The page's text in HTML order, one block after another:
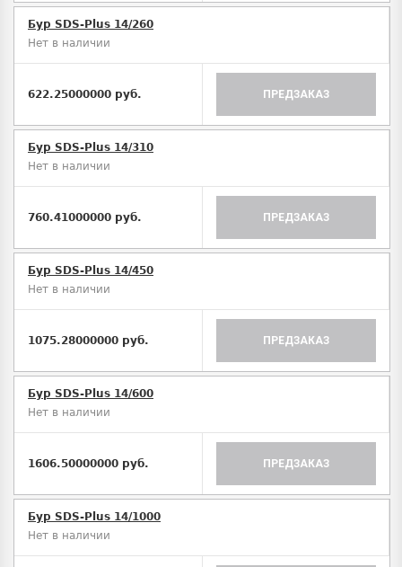
Бур SDS-Plus 14/260
Нет в наличии
622.25000000 руб. ПРЕДЗАКАЗ
Бур SDS-Plus 14/310
Нет в наличии
760.41000000 руб. ПРЕДЗАКАЗ
Бур SDS-Plus 14/450
Нет в наличии
1075.28000000 руб. ПРЕДЗАКАЗ
Бур SDS-Plus 14/600
Нет в наличии
1606.50000000 руб. ПРЕДЗАКАЗ
Бур SDS-Plus 14/1000
Нет в наличии